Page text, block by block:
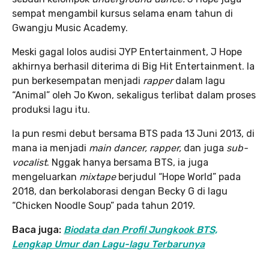
sempat mengambil kursus selama enam tahun di
Gwangju Music Academy.
Meski gagal lolos audisi JYP Entertainment, J Hope
akhirnya berhasil diterima di Big Hit Entertainment. Ia
pun berkesempatan menjadi rapperdalam lagu
“Animal” oleh Jo Kwon, sekaligus terlibat dalam proses
produksi lagu itu.
Ia pun resmi debut bersama BTS pada 13 Juni 2013, di
mana ia menjadi main dancer, rapper, dan juga sub-
vocalist. Nggak hanya bersama BTS, ia juga
mengeluarkan mixtape berjudul “Hope World” pada
2018, dan berkolaborasi dengan Becky G di lagu
“Chicken Noodle Soup” pada tahun 2019.
Baca juga: Biodata dan Profil Jungkook BTS,
Lengkap Umur dan Lagu-lagu Terbarunya